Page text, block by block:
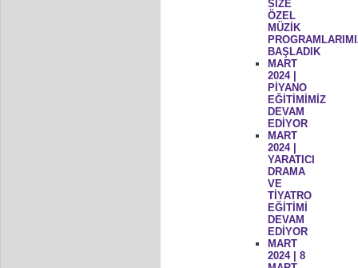
SİZE
ÖZEL
MÜZİK
BAŞLADIK
MART
2024 |
PİYANO
EĞİTİMİMİZ
DEVAM
EDİYOR
MART
2024 |
YARATICI
DRAMA
VE
TİYATRO
EĞİTİMİ
DEVAM
EDİYOR
MART
2024 | 8